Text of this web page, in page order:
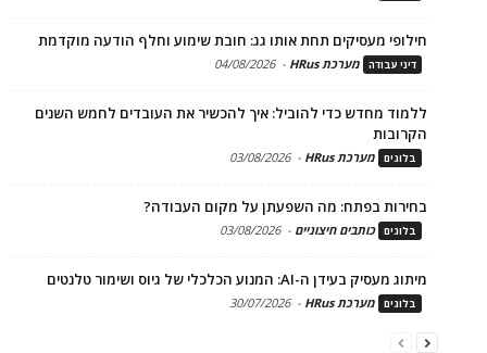
חילופי מעסיקים תחת אותו גג: חובת שימוע וחלף הודעה מוקדמת
דיני עבודה מערכת HRus -
04/08/2026
ללמוד מחדש כדי להוביל: איך להכשיר את העובדים לחמש השנים
הקרובות
בלוגים מערכת HRus -
03/08/2026
בחירות בפתח: מה השפעתן על מקום העבודה?
בלוגים כותבים חיצוניים -
03/08/2026
מיתוג מעסיק בעידן ה-AI: המנוע הכלכלי של גיוס ושימור טלנטים
בלוגים מערכת HRus -
30/07/2026